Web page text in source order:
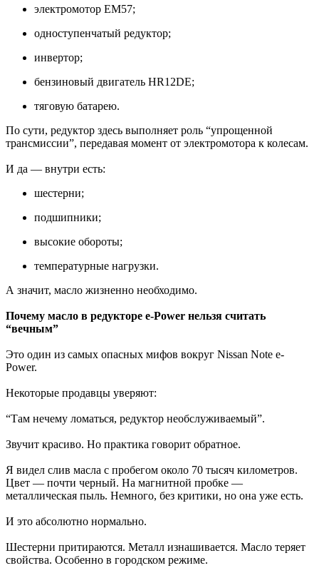
электромотор EM57;
одноступенчатый редуктор;
инвертор;
бензиновый двигатель HR12DE;
тяговую батарею.
По сути, редуктор здесь выполняет роль “упрощенной
трансмиссии”, передавая момент от электромотора к колесам.
И да — внутри есть:
шестерни;
подшипники;
высокие обороты;
температурные нагрузки.
А значит, масло жизненно необходимо.
Почему масло в редукторе e-Power нельзя считать
“вечным”
Это один из самых опасных мифов вокруг Nissan Note e-
Power.
Некоторые продавцы уверяют:
“Там нечему ломаться, редуктор необслуживаемый”.
Звучит красиво. Но практика говорит обратное.
Я видел слив масла с пробегом около 70 тысяч километров.
Цвет — почти черный. На магнитной пробке —
металлическая пыль. Немного, без критики, но она уже есть.
И это абсолютно нормально.
Шестерни притираются. Металл изнашивается. Масло теряет
свойства. Особенно в городском режиме.